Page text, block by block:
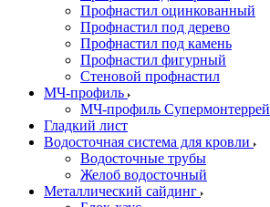
Профнастил оцинкованный
Профнастил под дерево
Профнастил под камень
Профнастил фигурный
Стеновой профнастил
МЧ-профиль
МЧ-профиль Супермонтеррей
Гладкий лист
Водосточная система для кровли
Водосточные трубы
Желоб водосточный
Металлический сайдинг